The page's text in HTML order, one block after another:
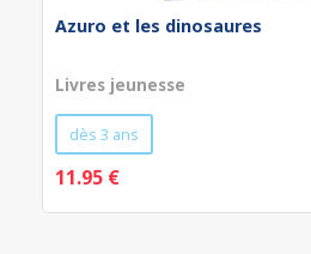
Azuro et les dinosaures
Livres jeunesse
dès 3 ans
11.95 €